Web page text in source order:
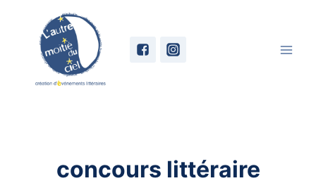
content
concours littéraire